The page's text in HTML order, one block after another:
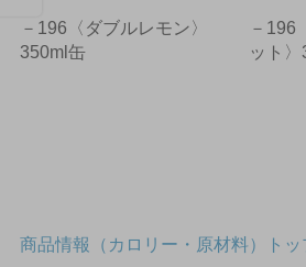
－196〈ダブルレモン〉
350ml缶
－196
ット
商品情報（カロリー・原材料）トッ